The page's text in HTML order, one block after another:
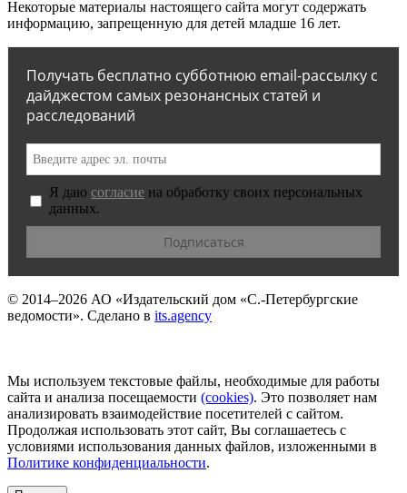
Некоторые материалы настоящего сайта могут содержать
информацию, запрещенную для детей младше 16 лет.
Получать бесплатно субботнюю email-рассылку с
дайджестом самых резонансных статей и
расследований
Я даю согласие на обработку своих персональных
данных.
© 2014–2026 АО «Издательский дом «С.-Петербургские
ведомости». Сделано в its.agency
Мы используем текстовые файлы, необходимые для работы
сайта и анализа посещаемости (сookies). Это позволяет нам
анализировать взаимодействие посетителей с сайтом.
Продолжая использовать этот сайт, Вы соглашаетесь с
условиями использования данных файлов, изложенными в
Политике конфиденциальности.